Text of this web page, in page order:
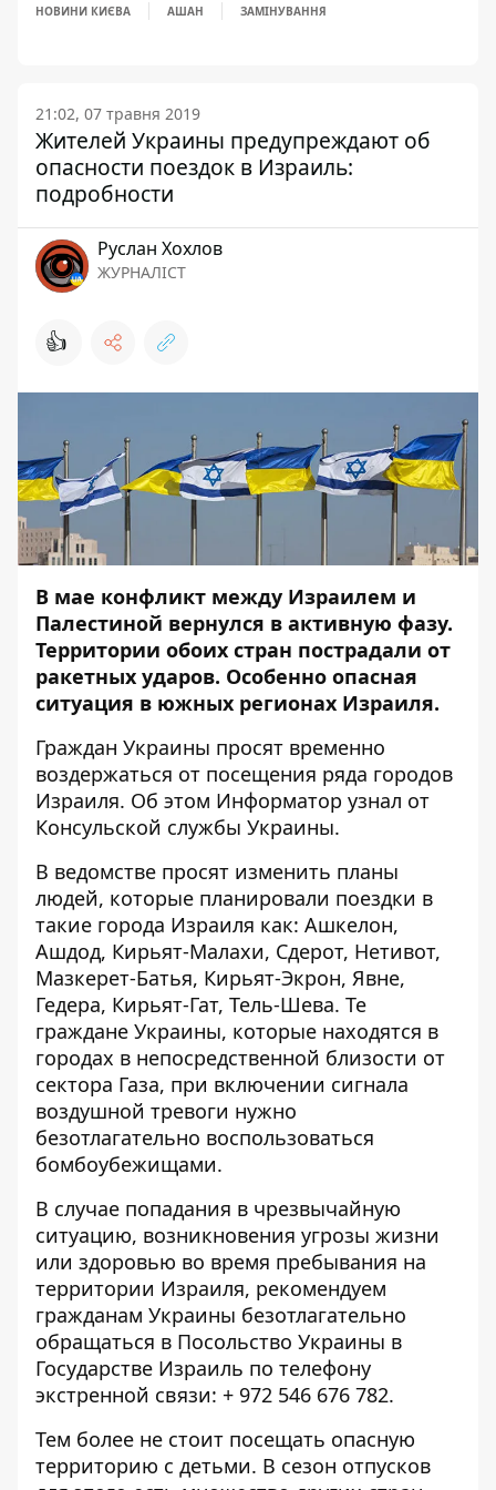
НОВИНИ КИЄВА АШАН ЗАМІНУВАННЯ
21:02, 07 травня 2019
Жителей Украины предупреждают об
опасности поездок в Израиль:
подробности
Руслан Хохлов
ЖУРНАЛІСТ
👍
В мае конфликт между Израилем и
Палестиной вернулся в активную фазу.
Территории обоих стран пострадали от
ракетных ударов. Особенно опасная
ситуация в южных регионах Израиля.
Граждан Украины просят временно
воздержаться от посещения ряда городов
Израиля. Об этом Информатор узнал от
Консульской службы Украины.
В ведомстве просят изменить планы
людей, которые планировали поездки в
такие города Израиля как: Ашкелон,
Ашдод, Кирьят-Малахи, Сдерот, Нетивот,
Мазкерет-Батья, Кирьят-Экрон, Явне,
Гедера, Кирьят-Гат, Тель-Шева. Те
граждане Украины, которые находятся в
городах в непосредственной близости от
сектора Газа, при включении сигнала
воздушной тревоги нужно
безотлагательно воспользоваться
бомбоубежищами.
В случае попадания в чрезвычайную
ситуацию, возникновения угрозы жизни
или здоровью во время пребывания на
территории Израиля, рекомендуем
гражданам Украины безотлагательно
обращаться в Посольство Украины в
Государстве Израиль по телефону
экстренной связи: + 972 546 676 782.
Тем более не стоит посещать опасную
территорию с детьми. В сезон отпусков